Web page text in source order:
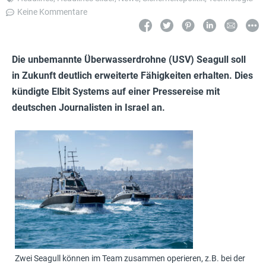
Keine Kommentare
Die unbemannte Überwasserdrohne (USV) Seagull soll
in Zukunft deutlich erweiterte Fähigkeiten erhalten. Dies
kündigte Elbit Systems auf einer Pressereise mit
deutschen Journalisten in Israel an.
Zwei Seagull können im Team zusammen operieren, z.B. bei der